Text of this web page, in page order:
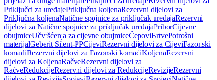
Priključci za uređajePriključna koljenaRezervni dijelovi za
Priključna koljenaNatične spojnice za priključak uređajaRezervni
dijelovi za Natične spojnice za priključak uređajaPriborCijevne
obujmiceUčvršćenja za cijevne obujmiceČepoviBrtvePotrošni
materijalGeberit Silent-PPCijeviRezervni dijelovi za CijeviFazonski
komadiRezervni dijelovi za Fazonski komadiKoljenaRezervni
dijelovi za KoljenaRačveRezervni dijelovi za
RačveRedukcijeRezervni dijelovi za RedukcijeRevizijeRezervni